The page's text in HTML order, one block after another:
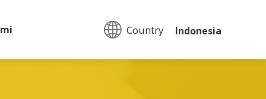
Country: Indonesia